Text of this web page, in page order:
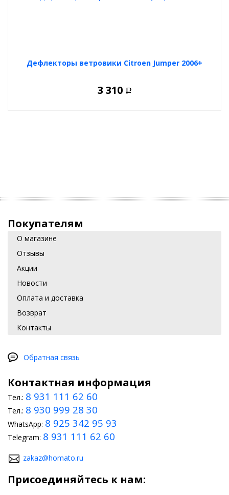
Дефлекторы ветровики Citroen Jumper 2006+
3 310 Р
Покупателям
О магазине
Отзывы
Акции
Новости
Оплата и доставка
Возврат
Контакты
Обратная связь
Контактная информация
Тел.: 8 931 111 62 60
Тел.: 8 930 999 28 30
WhatsApp: 8 925 342 95 93
Telegram: 8 931 111 62 60
zakaz@homato.ru
Присоединяйтесь к нам: